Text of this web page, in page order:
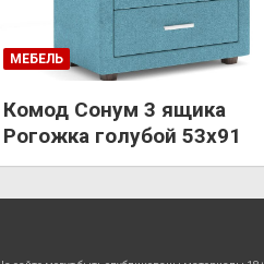
МЕБЕЛЬ
Комод Сонум 3 ящика
Рогожка голубой 53х91